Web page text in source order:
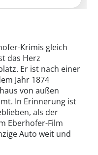
Krimis gleich
das Herz
Er ist nach einer
Jahr 1874
von außen
In Erinnerung ist
als der
Eberhofer-Film
Auto weit und